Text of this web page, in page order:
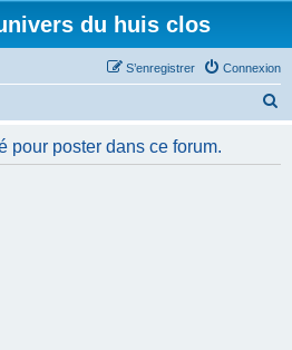
du huis clos
Connexion
S’enregistrer
pour poster dans ce forum.